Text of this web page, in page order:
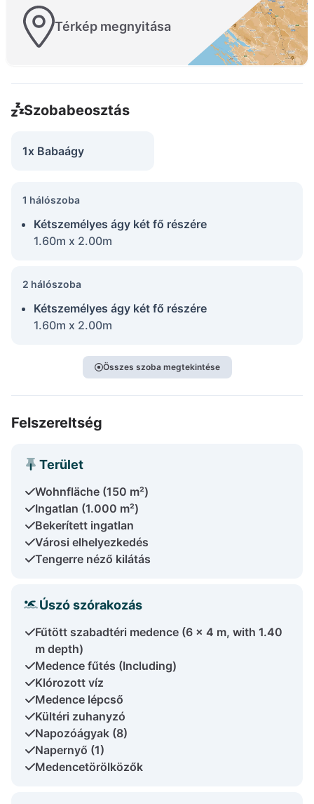
Térkép megnyitása
Szobabeosztás
1x Babaágy
1 hálószoba
Kétszemélyes ágy két fő részére
1.60m x 2.00m
2 hálószoba
Kétszemélyes ágy két fő részére
1.60m x 2.00m
Összes szoba megtekintése
Felszereltség
Terület
Wohnfläche (150 m²)
Ingatlan (1.000 m²)
Bekerített ingatlan
Városi elhelyezkedés
Tengerre néző kilátás
Úszó szórakozás
Fűtött szabadtéri medence (6 x 4 m, with 1.40
m depth)
Medence fűtés (Including)
Klórozott víz
Medence lépcső
Kültéri zuhanyzó
Napozóágyak (8)
Napernyő (1)
Medencetörölközők